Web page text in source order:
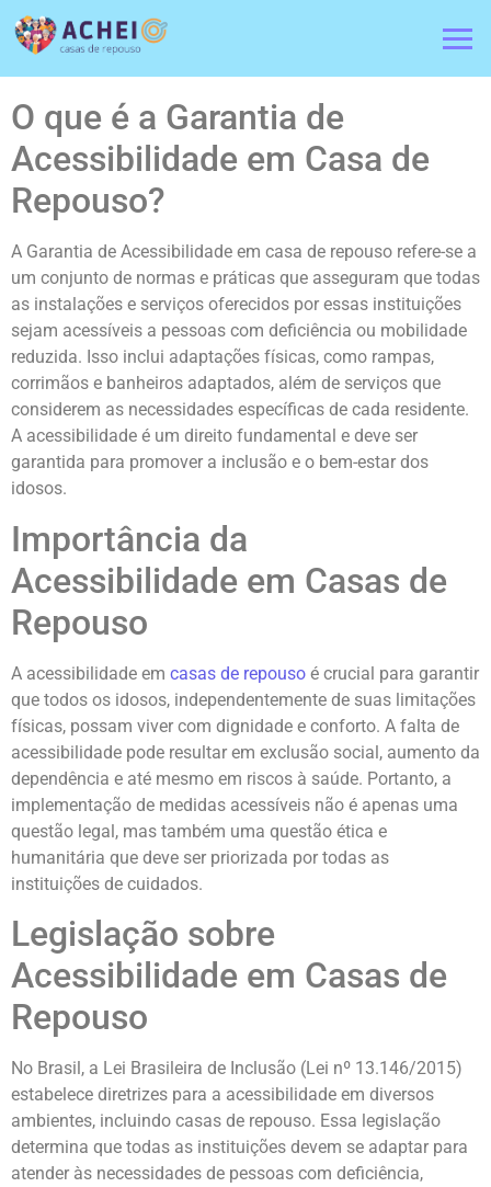
O que é a Garantia de
Acessibilidade em Casa de
Repouso?
A Garantia de Acessibilidade em casa de repouso refere-se a
um conjunto de normas e práticas que asseguram que todas
as instalações e serviços oferecidos por essas instituições
sejam acessíveis a pessoas com deficiência ou mobilidade
reduzida. Isso inclui adaptações físicas, como rampas,
corrimãos e banheiros adaptados, além de serviços que
considerem as necessidades específicas de cada residente.
A acessibilidade é um direito fundamental e deve ser
garantida para promover a inclusão e o bem-estar dos
idosos.
Importância da
Acessibilidade em Casas de
Repouso
A acessibilidade em casas de repouso é crucial para garantir
que todos os idosos, independentemente de suas limitações
físicas, possam viver com dignidade e conforto. A falta de
acessibilidade pode resultar em exclusão social, aumento da
dependência e até mesmo em riscos à saúde. Portanto, a
implementação de medidas acessíveis não é apenas uma
questão legal, mas também uma questão ética e
humanitária que deve ser priorizada por todas as
instituições de cuidados.
Legislação sobre
Acessibilidade em Casas de
Repouso
No Brasil, a Lei Brasileira de Inclusão (Lei nº 13.146/2015)
estabelece diretrizes para a acessibilidade em diversos
ambientes, incluindo casas de repouso. Essa legislação
determina que todas as instituições devem se adaptar para
atender às necessidades de pessoas com deficiência,